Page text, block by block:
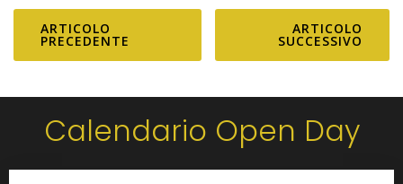
CONSIGLI UTILI
Scorrimenti in
ARTICOLO
PRECEDENTE
ARTICOLO
SUCCESSIVO
Calendario Open Day